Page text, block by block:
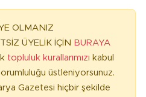
OLMANIZ
ÜYELİK İÇİN BURAYA
topluluk kurallarımızı kabul
üstleniyorsunuz.
Gazetesi hiçbir şekilde